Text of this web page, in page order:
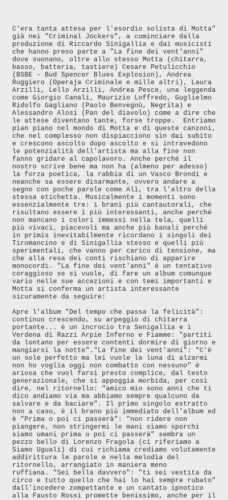
C'era tanta attesa per l'esordio solista di Motta"
già nei "Criminal Jockers", a cominciare dalla
produzione di Riccardo Sinigallia e dai musicisti
che hanno preso parte a "La fine dei vent'anni"
dove suonano, oltre allo stesso Motta (chitarra,
basso, batteria, tastiere) Cesare Petulicchio
(BSBE – Bud Spencer Blues Explosion), Andrea
Ruggiero (Operaja Criminale e mille altri), Laura
Arzilli, Lello Arzilli, Andrea Pesce, una leggenda
come Giorgio Canali, Maurizio Loffredo, Guglielmo
Ridolfo Gagliano (Paolo Benvegnù, Negrita) e
Alessandro Alosi (Pan del diavolo) come a dire che
le attese diventano tante, forse troppe. Entriamo
pian piano nel mondo di Motta e di queste canzoni,
che nel complesso non dispiacciono sin dai subito
e crescono ascolto dopo ascolto e si intravedono
le potenzialità dell'artista ma alla fine non
fanno gridare al capolavoro. Anche perché il
nostro scrive bene ma non ha (almeno per adesso)
la forza poetica, la rabbia di un Vasco Brondi e
neanche sa essere disarmante, ovvero andare a
segno con poche parole come Alì, tra l'altro della
stessa etichetta. Musicalmente i momenti sono
essenzialmente tre: i brani più cantautorali, che
risultano essere i più interessanti, anche perché
non mancano i colori immessi nella tela, quelli
più vivaci, piacevoli ma anche più banali perché
in primis inevitabilmente ricordano i singoli dei
Tiromancino e di Sinigallia stesso e quelli più
sperimentali, che vanno per carico di tensione, ma
che alla resa dei conti rischiano di apparire
monocordi. "La fine dei vent'anni" è un tentativo
coraggioso se si vuole, di fare un album comunque
vario nelle sue accezioni e con temi importanti e
Motta si conferma un artista interessante
sicuramente da seguire:
Apre l'album "Del tempo che passa la felicità":
continuo crescendo, su arpeggio di chitarra
portante... è un incrocio tra Senigallia e i
Verdena di Razzi Arpie Inferno e Fiamme: "partiti
da lontano per essere contenti dormire di giorno e
mangiarsi la notte". "La fine dei vent'anni": "C'è
un sole perfetto ma lei vuole la luna di alzarmi
non ho voglia oggi non combatto con nessuno" è
ariosa che vuol farsi presto complice, dal testo
generazionale, che si appoggia morbida, per così
dire, nel ritornello: "amico mio sono anni che ti
dico andiamo via ma abbiamo sempre qualcuno da
salvare e da baciare". Il primo singolo estratto
non a caso, è il brano più immediato dell'album ed
è "Prima o poi ci passerà": "non ridere non
piangere, non stringermi le mani siamo sporchi
siamo umani prima o poi ci passerà" sembra un
pezzo bello di Lorenzo Fragola (ci riferiamo a
Siamo Uguali) di cui richiama crediamo volutamente
addirittura le parole e nella melodia del
ritornello, arrangiato in maniera meno
ruffiana. "Sei bella davvero": "ti sei vestita da
circo e tutto quello che hai lo hai sempre rubato"
dall'incedere zompettante e un cantato ipnotico
alla Fausto Rossi promette benissimo, anche per il